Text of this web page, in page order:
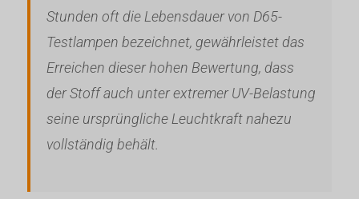
Stunden oft die Lebensdauer von D65-
Testlampen bezeichnet, gewährleistet das
Erreichen dieser hohen Bewertung, dass
der Stoff auch unter extremer UV-Belastung
seine ursprüngliche Leuchtkraft nahezu
vollständig behält.